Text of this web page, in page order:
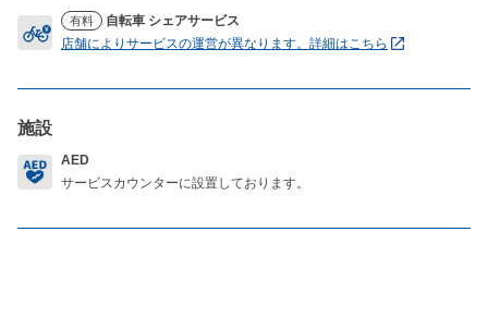
有料
自転車 シェアサービス
店舗によりサービスの運営が異なります。詳細はこちら
施設
AED
サービスカウンターに設置しております。